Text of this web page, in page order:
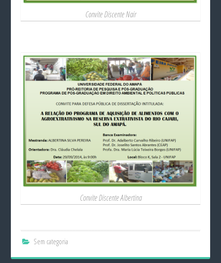
Convite Discente Nair
Convite Discente Albertina
Sem categoria